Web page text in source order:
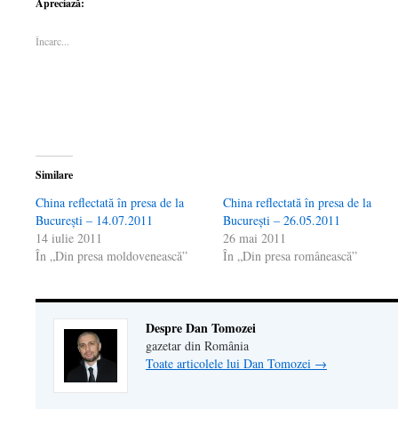
Facebook(Se
o
Apreciază:
Încarc...
Similare
China reflectată în presa de la
Bucureşti – 14.07.2011
14 iulie 2011
În „Din presa moldovenească”
China reflectată în presa de la
Bucureşti – 26.05.2011
26 mai 2011
În „Din presa românească”
Despre Dan Tomozei
gazetar din România
Toate articolele lui Dan Tomozei →